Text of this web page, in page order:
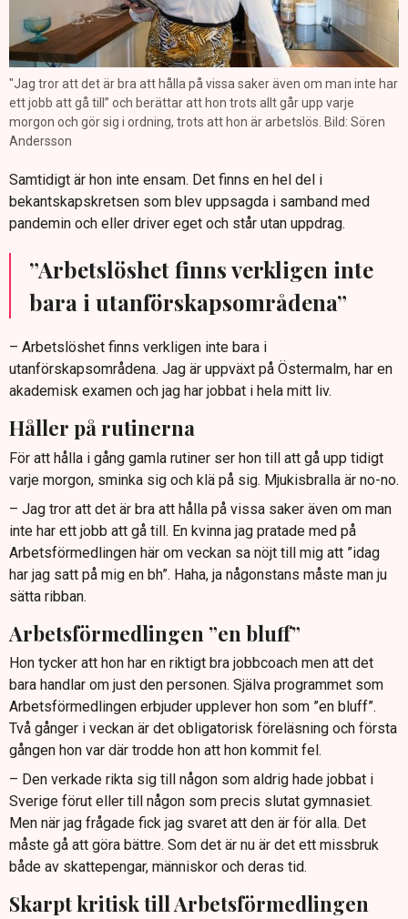
"Jag tror att det är bra att hålla på vissa saker även om man inte har
ett jobb att gå till” och berättar att hon trots allt går upp varje
morgon och gör sig i ordning, trots att hon är arbetslös. Bild: Sören
Andersson
Samtidigt är hon inte ensam. Det finns en hel del i
bekantskapskretsen som blev uppsagda i samband med
pandemin och eller driver eget och står utan uppdrag.
”Arbetslöshet finns verkligen inte
bara i utanförskapsområdena”
– Arbetslöshet finns verkligen inte bara i
utanförskapsområdena. Jag är uppväxt på Östermalm, har en
akademisk examen och jag har jobbat i hela mitt liv.
Håller på rutinerna
För att hålla i gång gamla rutiner ser hon till att gå upp tidigt
varje morgon, sminka sig och klä på sig. Mjukisbralla är no-no.
– Jag tror att det är bra att hålla på vissa saker även om man
inte har ett jobb att gå till. En kvinna jag pratade med på
Arbetsförmedlingen här om veckan sa nöjt till mig att ”idag
har jag satt på mig en bh”. Haha, ja någonstans måste man ju
sätta ribban.
Arbetsförmedlingen ”en bluff”
Hon tycker att hon har en riktigt bra jobbcoach men att det
bara handlar om just den personen. Själva programmet som
Arbetsförmedlingen erbjuder upplever hon som ”en bluff”.
Två gånger i veckan är det obligatorisk föreläsning och första
gången hon var där trodde hon att hon kommit fel.
– Den verkade rikta sig till någon som aldrig hade jobbat i
Sverige förut eller till någon som precis slutat gymnasiet.
Men när jag frågade fick jag svaret att den är för alla. Det
måste gå att göra bättre. Som det är nu är det ett missbruk
både av skattepengar, människor och deras tid.
Skarpt kritisk till Arbetsförmedlingen